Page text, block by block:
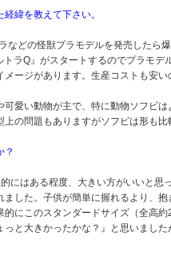
緯を教えて下さい。
などの怪獣プラモデルを発売したら
ラQ』がスタートするのでプラモ
ージがあります。生産コストも安
愛い動物が主で、特に動物ソフビは
の問題もありますがソフビは形も
？
的にはある程度、大きい方がいいと
した。子供が簡単に握れるより、
にこのスタンダードサイズ（全高
と大きかったかな？』と思いまし